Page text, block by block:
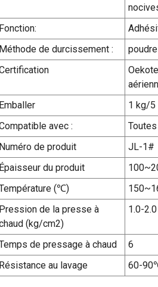
Fonction:
Méthode de durcissement :
Emballer
1 kg/5
avec :
Numéro de produit
JL-1#
Épaisseur du produit
(℃)
Pression de la presse à
(kg/cm2)
1.0-2.0
de pressage à chaud 6
Résistance au lavage
60-